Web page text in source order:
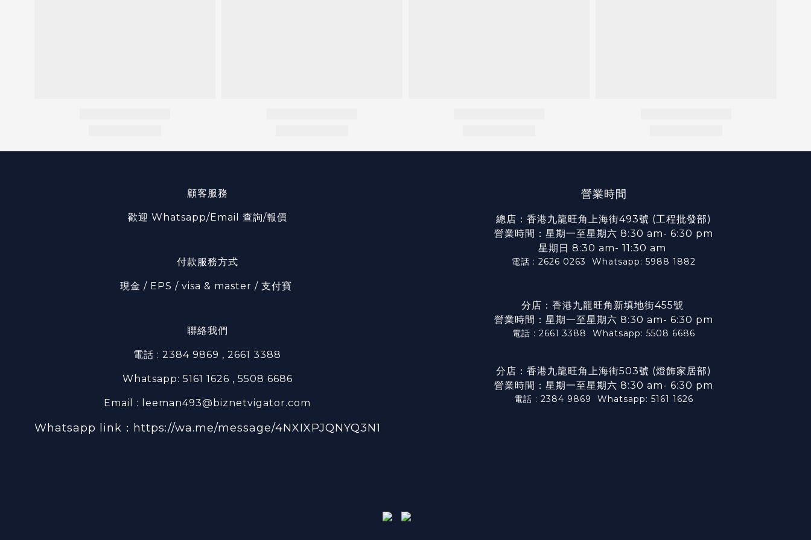
顧客服務
歡迎 Whatsapp/Email 查詢/報價
付款服務方式
現金 / EPS / visa & master / 支付寶
聯絡我們
電話 : 2384 9869 , 2661 3388
Whatsapp: 5161 1626 , 5508 6686
Email : leeman493@biznetvigator.com
Whatsapp link： https://wa.me/message/4NXIXPJQNYQ3N1
營業時間
總店：香港九龍旺角上海街493號 (工程批發部)
營業時間：星期一至星期六 8:30 am- 6:30 pm
星期日 8:30 am- 11:30 am
電話 : 2626 0263 Whatsapp: 5988 1882
分店：香港九龍旺角新填地街455號
營業時間：星期一至星期六 8:30 am- 6:30 pm
電話 : 2661 3388 Whatsapp: 5508 6686
分店：香港九龍旺角上海街503號 (燈飾家居部)
營業時間：星期一至星期六 8:30 am- 6:30 pm
電話 : 2384 9869 Whatsapp: 5161 1626